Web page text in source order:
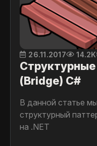
Когда
быстрее, чем
стандартным
new и
26.11.2017 14.2K
(Bridge) C#
В данной статье
структурный
на .NET